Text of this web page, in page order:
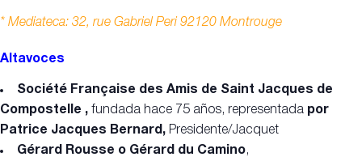
* Mediateca: 32, rue Gabriel Peri 92120 Montrouge
Altavoces
Société Française des Amis de Saint Jacques de
Compostelle , fundada hace 75 años, representada por
Patrice Jacques Bernard, Presidente/Jacquet
Gérard Rousse o Gérard du Camino,